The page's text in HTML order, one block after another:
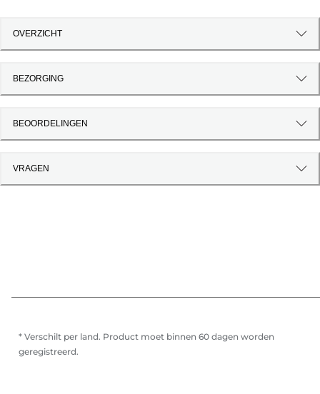
OVERZICHT
BEZORGING
BEOORDELINGEN
VRAGEN
* Verschilt per land. Product moet binnen 60 dagen worden
geregistreerd.